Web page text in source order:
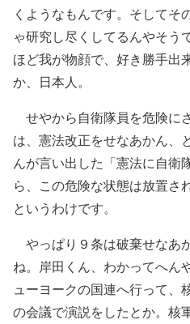
くようなもんです。そしてそ
ゃ研究し尽くしてるんやそう
ほど我が物顔で、好き勝手出
か、日本人。
せやから自衛隊員を危険に
は、憲法改正をせなあかん、
んが言い出した「憲法に自衛
ら、この危険な状態は放置さ
というわけです。
やっぱり９条は破棄せなあ
ね。岸田くん、わかってへん
ューヨークの国連へ行って、
の会議で演説をしたとか。核